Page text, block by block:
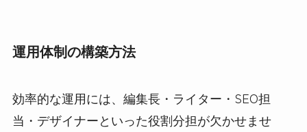
運用体制の構築方法
効率的な運用には、編集長・ライター・SEO担
当・デザイナーといった役割分担が欠かせませ